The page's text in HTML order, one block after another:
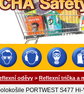
oděvy > Reflexní trička a
PORTWEST S477